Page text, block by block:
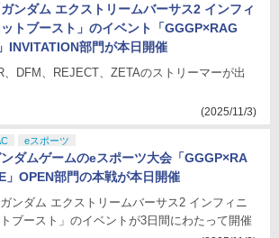
ガンダム エクストリームバーサス2 インフィ
トブースト」のイベント「GGGP×RAG
INVITATION部門が本日開催
、DFM、REJECT、ZETAのストリーマーが出
(2025/11/3)
eスポーツ
ダムゲームのeスポーツ大会「GGGP×RA
」OPEN部門の本戦が本日開催
ガンダム エクストリームバーサス2 インフィニ
ブースト」のイベントが3日間にわたって開催